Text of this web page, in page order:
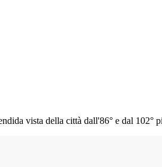
vista della città dall'86° e dal 102°